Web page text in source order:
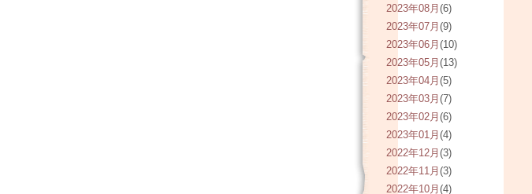
2023年08月 (6)
2023年07月 (9)
2023年06月 (10)
2023年05月 (13)
2023年04月 (5)
2023年03月 (7)
2023年02月 (6)
2023年01月 (4)
2022年12月 (3)
2022年11月 (3)
2022年10月 (4)